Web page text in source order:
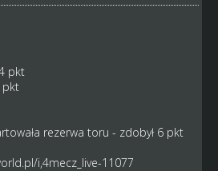
pkt
pkt
rezerwa toru - zdobył 6 pkt
i,4mecz_live-11077